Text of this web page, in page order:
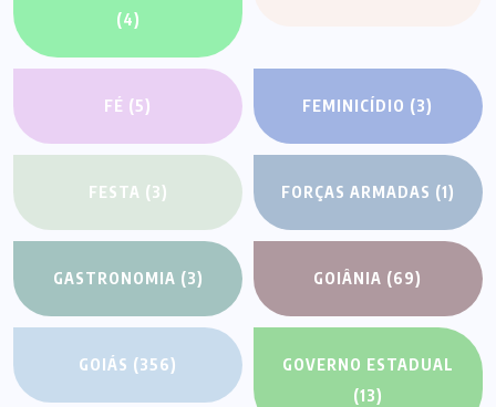
(4)
FÉ (5) FEMINICÍDIO (3)
FESTA (3) FORÇAS ARMADAS (1)
GASTRONOMIA (3) GOIÂNIA (69)
GOIÁS (356)
GOVERNO ESTADUAL
(13)